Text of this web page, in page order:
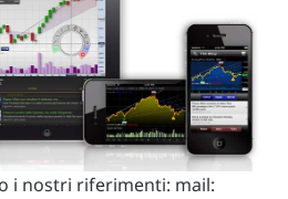
i nostri riferimenti: mail: